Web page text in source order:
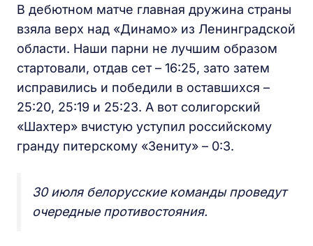
В дебютном матче главная дружина страны
взяла верх над «Динамо» из Ленинградской
области. Наши парни не лучшим образом
стартовали, отдав сет – 16:25, зато затем
исправились и победили в оставшихся –
25:20, 25:19 и 25:23. А вот солигорский
«Шахтер» вчистую уступил российскому
гранду питерскому «Зениту» – 0:3.
30 июля белорусские команды проведут
очередные противостояния.